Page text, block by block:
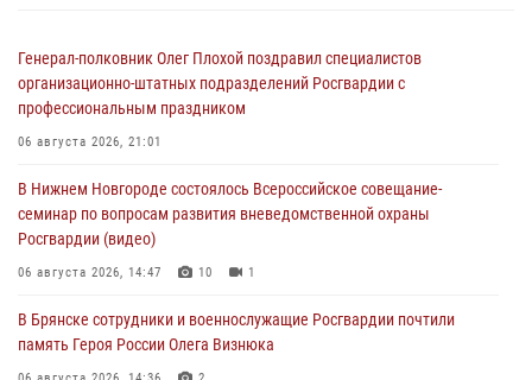
Генерал-полковник Олег Плохой поздравил специалистов
организационно-штатных подразделений Росгвардии с
профессиональным праздником
06 августа 2026, 21:01
В Нижнем Новгороде состоялось Всероссийское совещание-
семинар по вопросам развития вневедомственной охраны
Росгвардии (видео)
06 августа 2026, 14:47 10 1
В Брянске сотрудники и военнослужащие Росгвардии почтили
память Героя России Олега Визнюка